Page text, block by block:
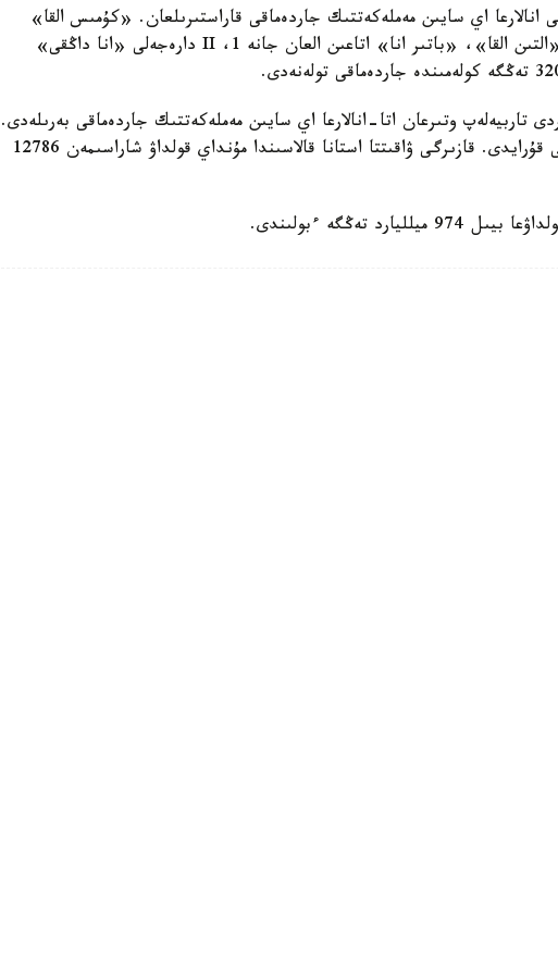
انالارعا اي سايىن مەملەكەتتىك جاردەماقى قاراستىرىلعان. «كۇمىس القا»
يەگەرلەرىنە — 27680 تەڭگە، ال «التىن القا»، «باتىر انا» اتاعىن العان جانە 1، II دارەجەلى «انا داڭقى»
تاربيەلەپ وتىرعان اتا-انالارعا اي سايىن مەملەكەتتىك جاردەماقى بەرىلەدى.
بيىل ونىڭ مولشەرى 81871 تەڭگەنى قۇرايدى. قازىرگى ۋاقىتتا استانا قالاسىندا مۇنداي قولداۋ شاراسىمەن 12786
تەڭگە ءبولىندى.